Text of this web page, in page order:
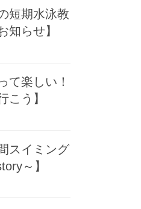
短期水泳教
知らせ】
て楽しい！
こう】
スイミング
～】